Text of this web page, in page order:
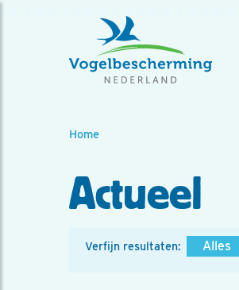
Home
Actueel
Verfijn resultaten: Alles